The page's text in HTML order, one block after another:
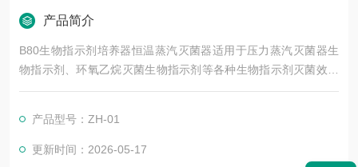
产品简介
B80生物指示剂培养器恒温蒸汽灭菌器适用于压力蒸汽灭菌器生
物指示剂、环氧乙烷灭菌生物指示剂等各种生物指示剂灭菌效果
的检测培养。多种模块可选，能够很方便的和国内外不同厂家的
产品型号：ZH-01
更新时间：2026-05-17